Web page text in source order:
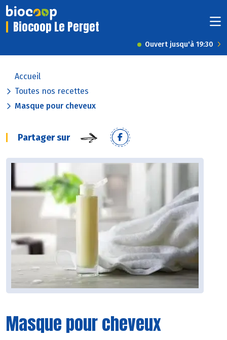
Biocoop Le Perget
Ouvert jusqu'à 19:30
Accueil
Toutes nos recettes
Masque pour cheveux
Partager sur
Masque pour cheveux